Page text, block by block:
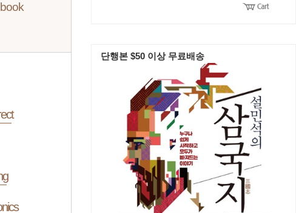
단행본 $50 이상 무료배송